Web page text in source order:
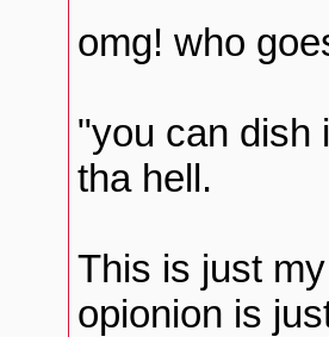
omg! who
"you can dish
tha hell.
This is just
opionion is